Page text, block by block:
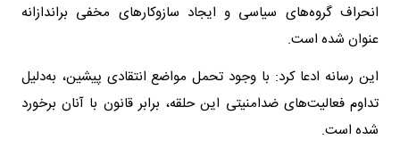
انحراف گروه‌های سیاسی و ایجاد سازوکارهای مخفی براندازانه
عنوان شده است.
این رسانه ادعا کرد: با وجود تحمل مواضع انتقادی پیشین، به‌دلیل
تداوم فعالیت‌های ضدامنیتی این حلقه، برابر قانون با آنان برخورد
شده است.